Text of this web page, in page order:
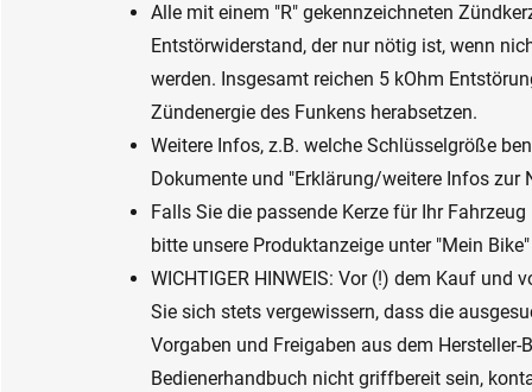
Alle mit einem "R" gekennzeichneten
Entstörwiderstand, der nur nötig ist, wenn
werden. Insgesamt reichen 5 kOhm
Zündenergie des Funkens herabsetzen.
Weitere Infos, z.B. welche Schlüsselgröße
Dokumente und "Erklärung/weitere Infos zur
Falls Sie die passende Kerze für Ihr
bitte unsere Produktanzeige unter "Mein
WICHTIGER HINWEIS: Vor (!) dem Kauf und
Sie sich stets vergewissern, dass die
Vorgaben und Freigaben aus dem
Bedienerhandbuch nicht griffbereit sein,